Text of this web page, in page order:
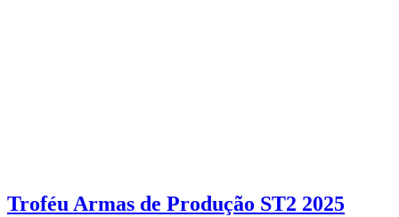
Troféu Armas de Produção ST2 2025